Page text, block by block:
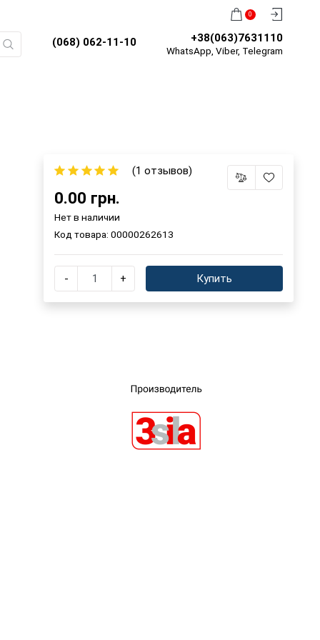
(068) 062-11-10
0
+38(063)7631110
WhatsApp, Viber, Telegram
(1 отзывов)
0.00 грн.
Нет в наличии
Код товара: 00000262613
- + Купить